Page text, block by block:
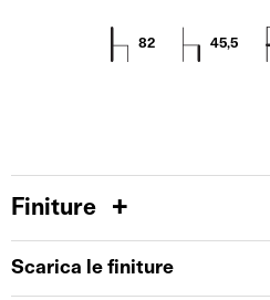
82 45,5
Finiture
Scarica le finiture